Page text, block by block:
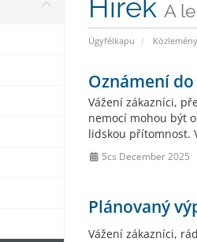
Hírek A
Ügyfélkapu
Oznámení
Vážení zákazníci,
nemocí mohou být
lidskou přítomnost.
5cs December 2025
Plánovaný
Vážení zákazníci,